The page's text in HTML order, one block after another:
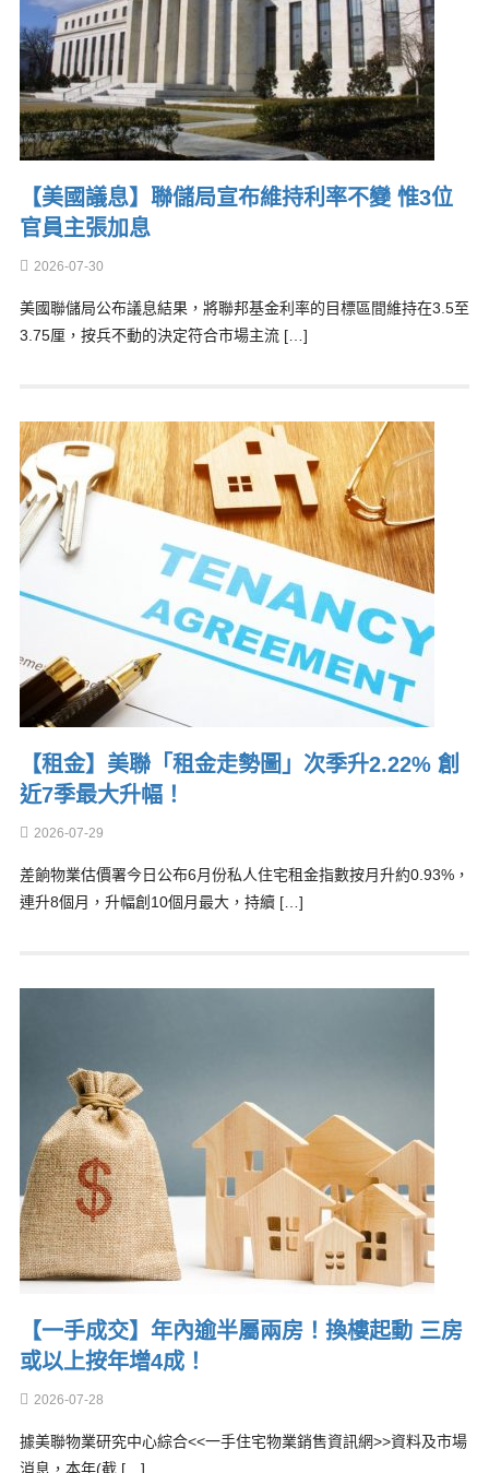
【美國議息】聯儲局宣布維持利率不變 惟3位
官員主張加息
2026-07-30
美國聯儲局公布議息結果，將聯邦基金利率的目標區間維持在3.5至
3.75厘，按兵不動的決定符合市場主流 […]
【租金】美聯「租金走勢圖」次季升2.22% 創
近7季最大升幅！
2026-07-29
差餉物業估價署今日公布6月份私人住宅租金指數按月升約0.93%，
連升8個月，升幅創10個月最大，持續 […]
【一手成交】年內逾半屬兩房！換樓起動 三房
或以上按年增4成！
2026-07-28
據美聯物業研究中心綜合<<一手住宅物業銷售資訊網>>資料及市場
消息，本年(截 […]